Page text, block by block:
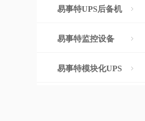
易事特UPS后备机
易事特监控设备
易事特模块化UPS